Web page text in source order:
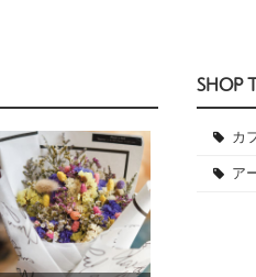
SHOP
カ
ア